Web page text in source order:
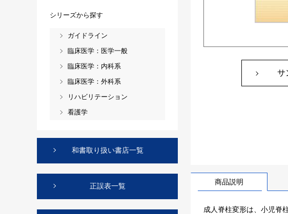
サ
商品説明
成人脊柱変形は、小児脊
シリーズから探す
ガイドライン
臨床医学：医学一般
臨床医学：内科系
臨床医学：外科系
リハビリテーション
看護学
和書取り扱い書店一覧
正誤表一覧